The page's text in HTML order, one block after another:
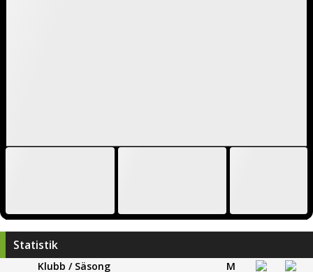
Statistik
Klubb / Säsong
M